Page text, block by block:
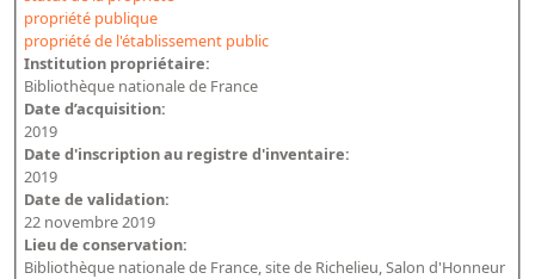
propriété publique
propriété de l'établissement public
Institution propriétaire:
Bibliothèque nationale de France
Date d’acquisition:
2019
Date d'inscription au registre d'inventaire:
2019
Date de validation:
22 novembre 2019
Lieu de conservation:
Bibliothèque nationale de France, site de Richelieu, Salon d'Honneur